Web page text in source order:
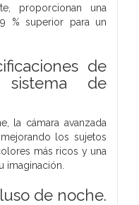
proporcionan una
% superior para un
de
sistema de
la cámara avanzada
los sujetos
más ricos y una
imaginación.
de noche.